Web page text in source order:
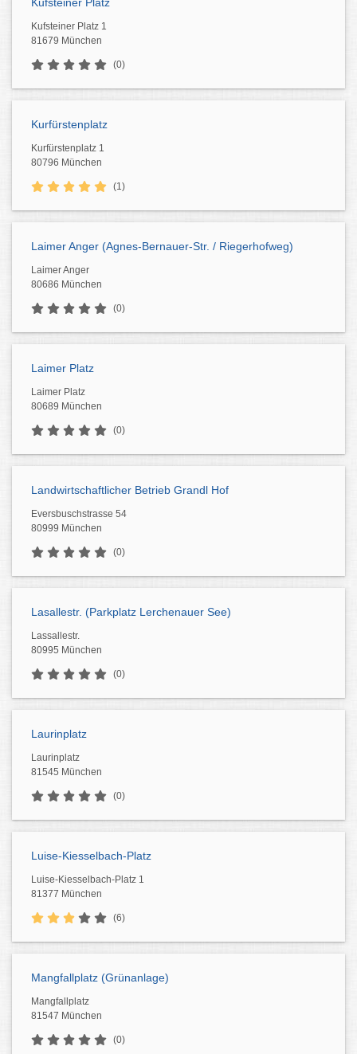
Kufsteiner Platz 1
81679 München
(0)
Kurfürstenplatz
Kurfürstenplatz 1
80796 München
(1)
Laimer Anger (Agnes-Bernauer-Str. / Riegerhofweg)
Laimer Anger
80686 München
(0)
Laimer Platz
Laimer Platz
80689 München
(0)
Landwirtschaftlicher Betrieb Grandl Hof
Eversbuschstrasse 54
80999 München
(0)
Lasallestr. (Parkplatz Lerchenauer See)
Lassallestr.
80995 München
(0)
Laurinplatz
Laurinplatz
81545 München
(0)
Luise-Kiesselbach-Platz
Luise-Kiesselbach-Platz 1
81377 München
(6)
Mangfallplatz (Grünanlage)
Mangfallplatz
81547 München
(0)